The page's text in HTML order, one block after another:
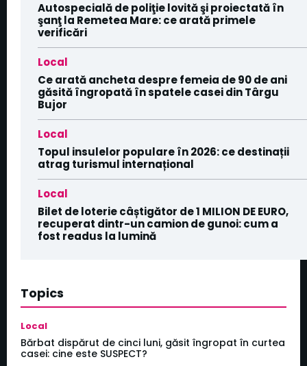
Autospecială de poliţie lovită şi proiectată în
şanţ la Remetea Mare: ce arată primele
verificări
Local
Ce arată ancheta despre femeia de 90 de ani
găsită îngropată în spatele casei din Târgu
Bujor
Local
Topul insulelor populare în 2026: ce destinații
atrag turismul internațional
Local
Bilet de loterie câștigător de 1 MILION DE EURO,
recuperat dintr-un camion de gunoi: cum a
fost readus la lumină
Topics
Local
Bărbat dispărut de cinci luni, găsit îngropat în curtea
casei: cine este SUSPECT?